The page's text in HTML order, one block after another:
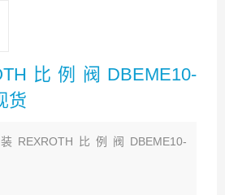
比例阀DBEME10-
货
REXROTH比例阀DBEME10-